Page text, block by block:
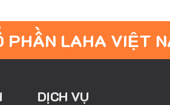
PHẦN LAHA VIỆT
DỊCH VỤ